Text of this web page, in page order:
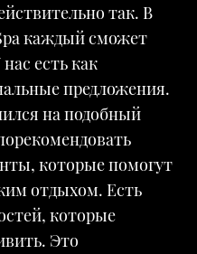
так. В
каждый сможет
есть как
предложения.
на подобный
которые помогут
отдыхом. Есть
которые
Это